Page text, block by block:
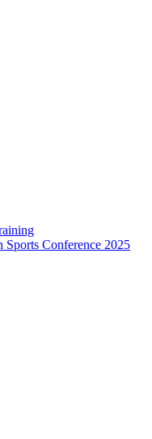
Sports Conference 2025